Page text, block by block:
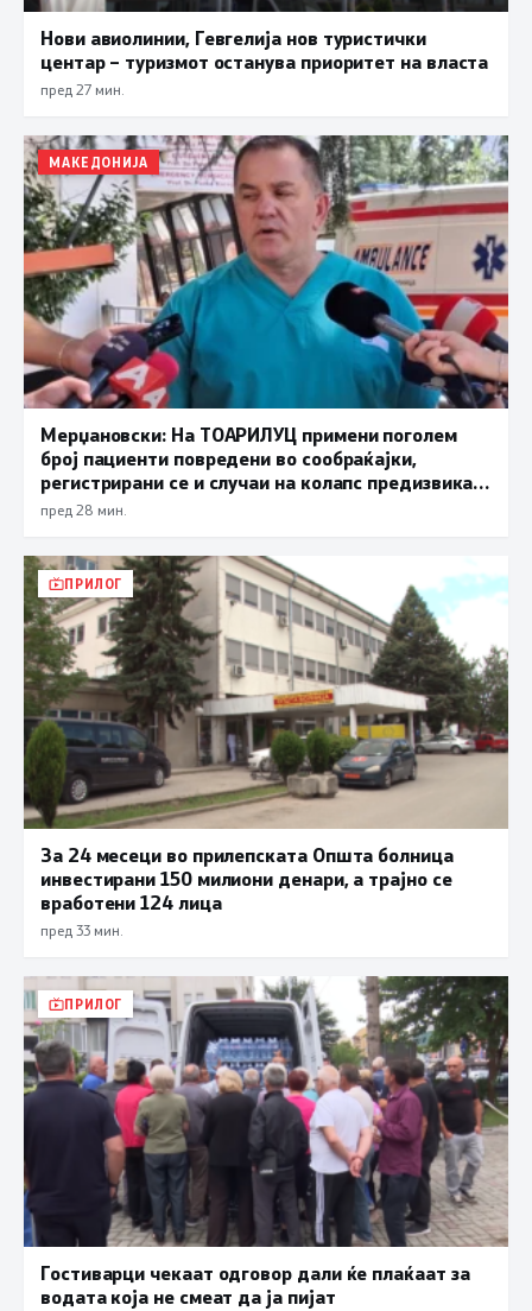
Нови авиолинии, Гевгелија нов туристички
центар – туризмот останува приоритет на власта
пред 27 мин.
МАКЕДОНИЈА
Мерџановски: На ТОАРИЛУЦ примени поголем
број пациенти повредени во сообраќајки,
регистрирани се и случаи на колапс предизвикан
од високите температури
пред 28 мин.
ПРИЛОГ
За 24 месеци во прилепската Општа болница
инвестирани 150 милиони денари, а трајно се
вработени 124 лица
пред 33 мин.
ПРИЛОГ
Гостиварци чекаат одговор дали ќе плаќаат за
водата која не смеат да ја пијат